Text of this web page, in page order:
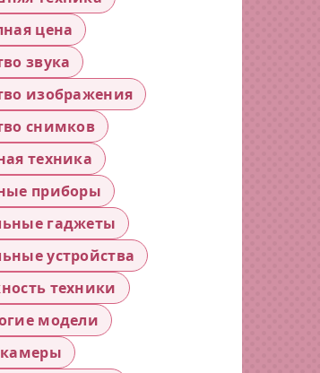
цена
звука
изображения
снимков
техника
приборы
гаджеты
устройства
техники
модели